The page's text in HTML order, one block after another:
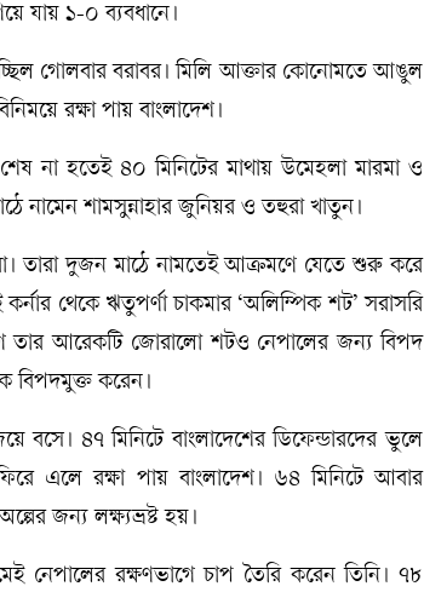
যায় ১-০ ব্যবধানে।
গোলবার বরাবর। মিলি আক্তার কোনোমতে আঙুল
রক্ষা পায় বাংলাদেশ।
না হতেই ৪০ মিনিটের মাথায় উমেহলা মারমা ও
নামেন শামসুন্নাহার জুনিয়র ও তহুরা খাতুন।
তারা দুজন মাঠে নামতেই আক্রমণে যেতে শুরু করে
থেকে ঋতুপর্ণা চাকমার ‘অলিম্পিক শট’ সরাসরি
তার আরেকটি জোরালো শটও নেপালের জন্য বিপদ
বিপদমুক্ত করেন।
বসে। ৪৭ মিনিটে বাংলাদেশের ডিফেন্ডারদের ভুলে
এলে রক্ষা পায় বাংলাদেশ। ৬৪ মিনিটে আবার
জন্য লক্ষ্যভ্রষ্ট হয়।
নেপালের রক্ষণভাগে চাপ তৈরি করেন তিনি। ৭৮